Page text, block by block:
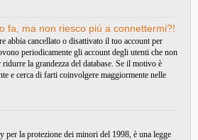
fa, ma non riesco piú a connettermi?!
abbia cancellato o disattivato il tuo account per
periodicamente gli account degli utenti che non
la grandezza del database. Se il motivo è
e cerca di farti coinvolgere maggiormente nelle
per la protezione dei minori del 1998, è una legge